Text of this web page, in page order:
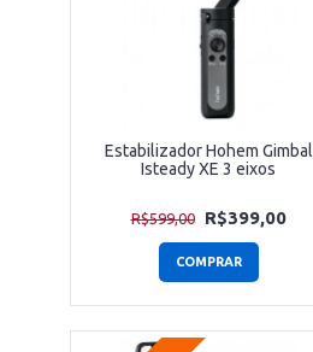
Estabilizador Hohem Gimbal
Isteady XE 3 eixos
R$599,00 R$399,00
COMPRAR